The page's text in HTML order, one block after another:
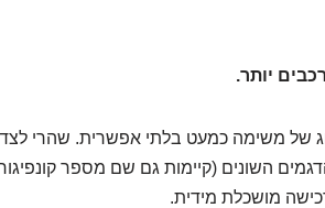
יותר.
של משימה כמעט בלתי אפשרית. שהרי לצד
השונים (קיימות גם שם מספר
מושכלת מידית.